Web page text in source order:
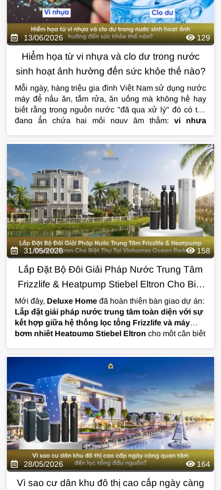
13/06/2026 129
Hiểm họa từ vi nhựa và clo dư trong nước
sinh hoạt ảnh hưởng đến sức khỏe thế nào?
Mỗi ngày, hàng triệu gia đình Việt Nam sử dụng nước
máy để nấu ăn, tắm rửa, ăn uống mà không hề hay
biết rằng trong nguồn nước "đã qua xử lý" đó có thể
đang ẩn chứa hai mối nguy âm thầm: vi nhựa
không có mùi đặc trưng, không thể nhìn thấy bằng mắt
thường nhưng hệ lụy mà chúng để lại với sức khỏe lại
vô cùng nghiêm trọng nếu tiếp xúc lâu dài.
31/05/2026 158
Lắp Đặt Bộ Đôi Giải Pháp Nước Trung Tâm
Frizzlife & Heatpump Stiebel Eltron Cho Biệt
Thự Tại Vinhomes Ocean Park
Mới đây, Deluxe Home đã hoàn thiện bàn giao dự án:
Lắp đặt giải pháp nước trung tâm toàn diện với sự
kết hợp giữa hệ thống lọc tổng Frizzlife và máy
bơm nhiệt Heatpump Stiebel Eltron cho một căn biệt
phá giải pháp "bộ đôi quyền lực" này mang lại giá trị gì
28/05/2026 164
Vì sao cư dân khu đô thị cao cấp ngày càng